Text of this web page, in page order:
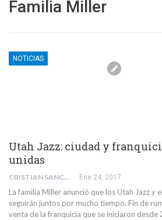
Familia Miller
NOTICIAS
Utah Jazz: ciudad y
unidas
CRISTIAN SANCHEZ Ene 24, 2017
La familia Miller anunció que los Utah Jazz y
seguirán juntos por mucho tiempo. Fin de
venta de la franquicia que se iniciaron